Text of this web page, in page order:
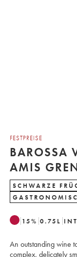
FESTPREISE
BAROSSA
SCHWARZE
15% 0.75 L
An outstanding wine
complex, delicately